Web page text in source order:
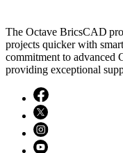
The Octave BricsCAD
projects quicker with
commitment to advanced
providing exceptional